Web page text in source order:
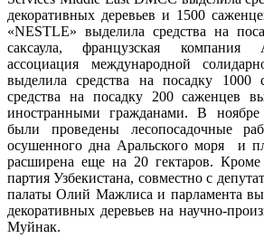
декоративных деревьев и 1500
«NESTLE» выделила средства на
саксаула, французская компания
ассоциация международной
выделила средства на посадку 1000
средства на посадку 200 саженцев
иностранными гражданами. В
были проведены лесопосадочные
осушенного дна Аральского моря и
расширена еще на 20 гектаров. Кроме
партия Узбекистана, совместно с
палаты Олий Мажлиса и парламента
декоративных деревьев на научно-
Муйнак.